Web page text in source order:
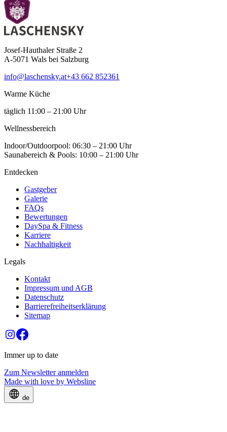
Josef-Hauthaler Straße 2
A-5071 Wals bei Salzburg
info@laschensky.at+43 662 852361
Warme Küche
täglich 11:00 – 21:00 Uhr
Wellness­bereich
Indoor/Outdoorpool: 06:30 – 21:00 Uhr
Saunabereich & Pools: 10:00 – 21:00 Uhr
Entdecken
Gastgeber
Galerie
FAQs
Bewertungen
DaySpa & Fitness
Karriere
Nachhaltigkeit
Legals
Kontakt
Impressum und AGB
Datenschutz
Barrierefreiheitserklärung
Sitemap
Immer up to date
Zum Newsletter anmelden
Made with love by Websline
de